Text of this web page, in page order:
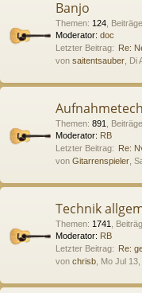
Banjo
Themen: 124 Beiträge
Moderator: doc
Letzter Beitrag: Re:
von saitentsauber ,
Themen: 891 Beiträge
Moderator: RB
Letzter Beitrag: Re:
von Gitarrenspieler ,
Technik
Themen: 1741
Moderator: RB
Letzter Beitrag: Re:
von chrisb , Mo Jul